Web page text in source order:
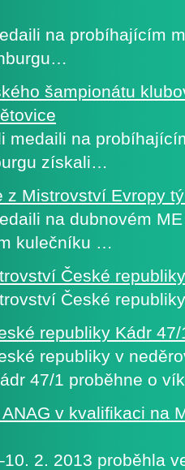
na probíhajícím
šampionátu
medaili na
získali…
z Mistrovství Evropy
na dubnovém
kulečníku …
České
České
republiky Kádr 47/
republiky v
47/1 proběhne o
v kvalifikaci na
2. 2013 proběhla